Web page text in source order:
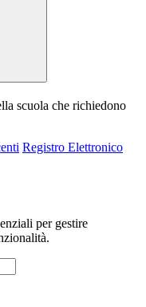
scuola che richiedono
Registro Elettronico
per gestire